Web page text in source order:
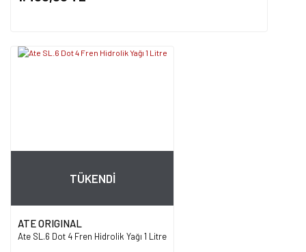
TÜKENDİ
ATE ORIGINAL
Ate SL.6 Dot 4 Fren Hidrolik Yağı 1 Litre